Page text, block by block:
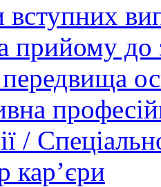
вступних
прийому до
/
кар’єри